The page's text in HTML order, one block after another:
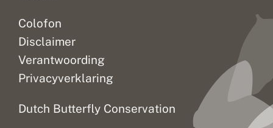
Colofon
Disclaimer
Verantwoording
Privacyverklaring
Dutch Butterfly Conservation